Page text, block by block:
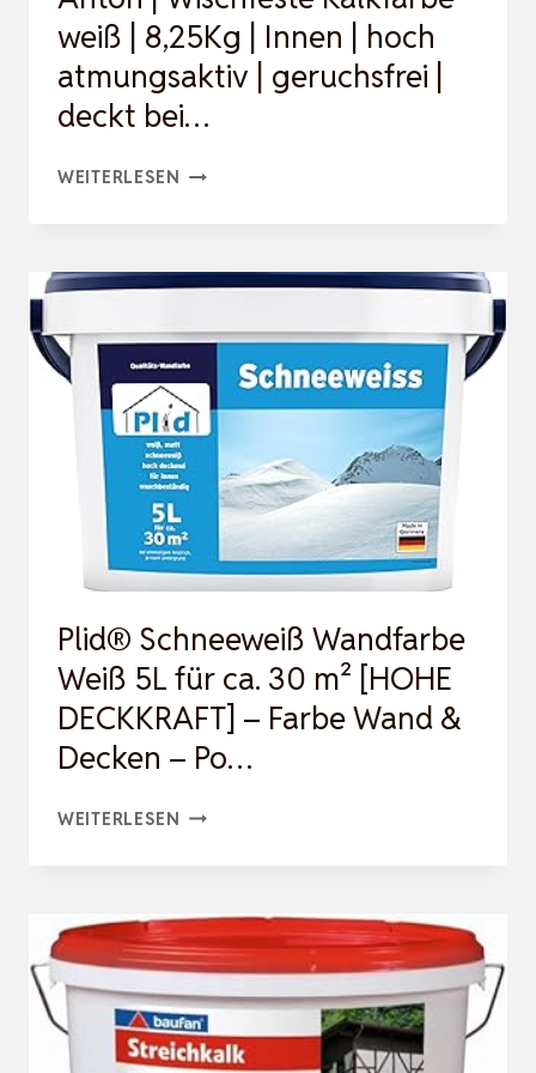
weiß | 8,25Kg | Innen | hoch
atmungsaktiv | geruchsfrei |
deckt bei…
WEITERLESEN ANTON
KALKFARBE
,25KG |
I
NNEN |
H
OCH A
TMUNGSAKTIV |
ERUCHSFREI |
D
ECKT B
EI…
Plid® Schneeweiß Wandfarbe
Weiß 5L für ca. 30 m² [HOHE
DECKKRAFT] – Farbe Wand &
Decken – Po…
WEITERLESEN PLID®
EISS 5L
FÜ
R CA
. 30
M²